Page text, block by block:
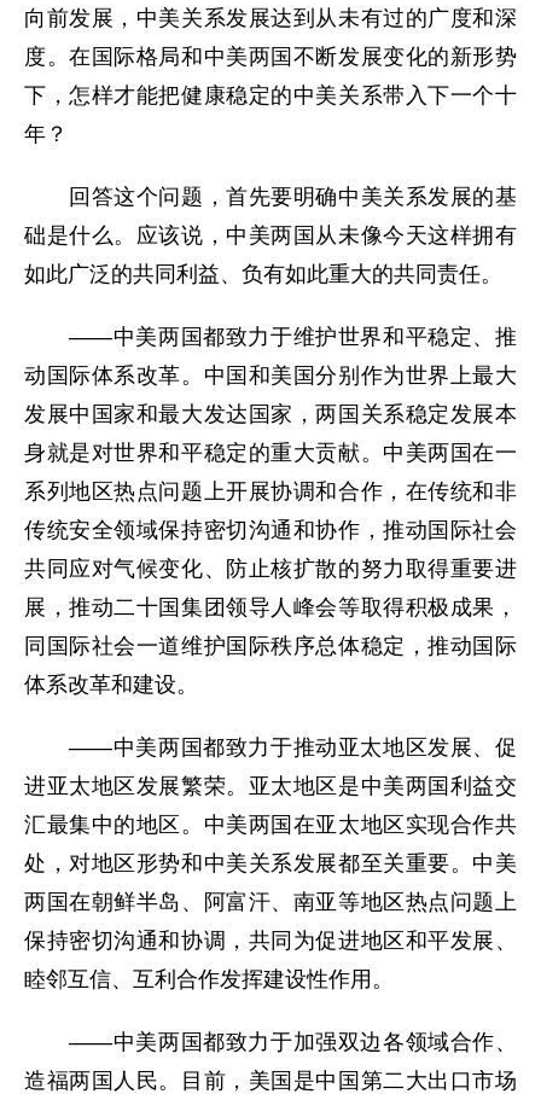
向前发展，中美关系发展达到从未有过的广度和深
度。在国际格局和中美两国不断发展变化的新形势
下，怎样才能把健康稳定的中美关系带入下一个十
年？
回答这个问题，首先要明确中美关系发展的基
础是什么。应该说，中美两国从未像今天这样拥有
如此广泛的共同利益、负有如此重大的共同责任。
——中美两国都致力于维护世界和平稳定、推
动国际体系改革。中国和美国分别作为世界上最大
发展中国家和最大发达国家，两国关系稳定发展本
身就是对世界和平稳定的重大贡献。中美两国在一
系列地区热点问题上开展协调和合作，在传统和非
传统安全领域保持密切沟通和协作，推动国际社会
共同应对气候变化、防止核扩散的努力取得重要进
展，推动二十国集团领导人峰会等取得积极成果，
同国际社会一道维护国际秩序总体稳定，推动国际
体系改革和建设。
——中美两国都致力于推动亚太地区发展、促
进亚太地区发展繁荣。亚太地区是中美两国利益交
汇最集中的地区。中美两国在亚太地区实现合作共
处，对地区形势和中美关系发展都至关重要。中美
两国在朝鲜半岛、阿富汗、南亚等地区热点问题上
保持密切沟通和协调，共同为促进地区和平发展、
睦邻互信、互利合作发挥建设性作用。
——中美两国都致力于加强双边各领域合作、
造福两国人民。目前，美国是中国第二大出口市场